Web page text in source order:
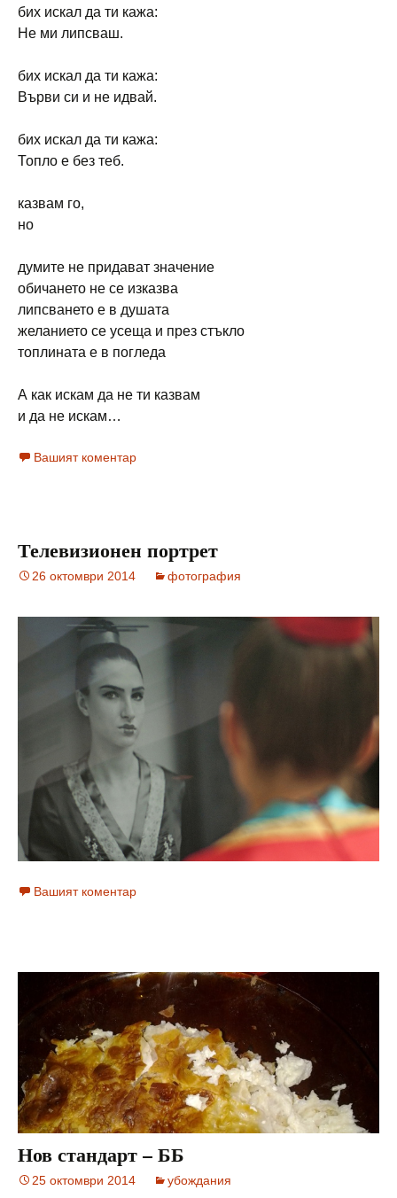
бих искал да ти кажа:
Не ми липсваш.
бих искал да ти кажа:
Върви си и не идвай.
бих искал да ти кажа:
Топло е без теб.
казвам го,
но
думите не придават значение
обичането не се изказва
липсването е в душата
желанието се усеща и през стъкло
топлината е в погледа
А как искам да не ти казвам
и да не искам…
Вашият коментар
Телевизионен портрет
26 октомври 2014 фотография
Вашият коментар
Нов стандарт – ББ
25 октомври 2014 убождания